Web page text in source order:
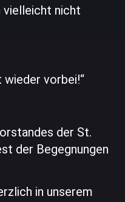
vielleicht nicht
vorbei!“
der St.
der Begegnungen
in unserem